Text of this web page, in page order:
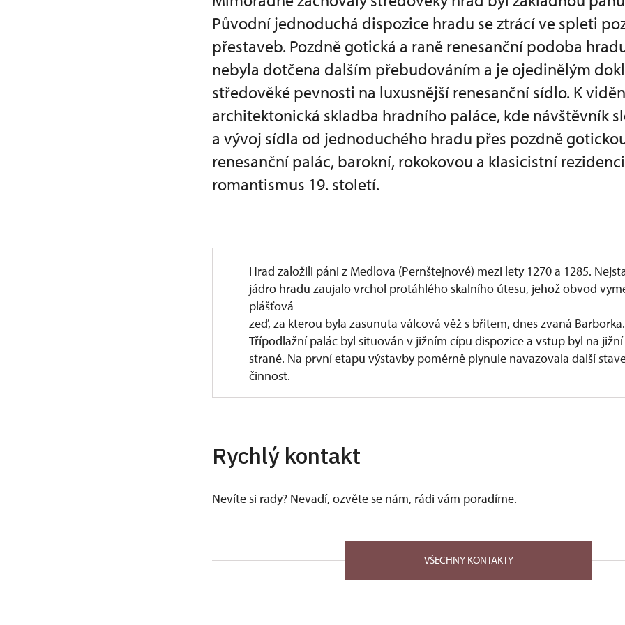
Původní jednoduchá dispozice hradu se ztrácí ve spleti
přestaveb. Pozdně gotická a raně renesanční podoba
nebyla dotčena dalším přebudováním a je ojedinělým
středověké pevnosti na luxusnější renesanční sídlo. K
architektonická skladba hradního paláce, kde návštěvník
a vývoj sídla od jednoduchého hradu přes pozdně
renesanční palác, barokní, rokokovou a klasicistní
romantismus 19. století.
Hrad založili páni z Medlova (Pernštejnové) mezi lety 1270 a 1285.
jádro hradu zaujalo vrchol protáhlého skalního útesu, jehož obvod
plášťová
zeď, za kterou byla zasunuta válcová věž s břitem, dnes zvaná Barborka.
Třípodlažní palác byl situován v jižním cípu dispozice a vstup byl na jižní
straně. Na první etapu výstavby poměrně plynule navazovala další
činnost.
Viléma (I.) z Pernštejna začala výstavba „pláště“, tedy budov
vnitřního hradu, byla zesílena hranolovou „věží čtyř ročních období” s
a zbrojnicí a severovýchodní cíp dispozice zajistila „hodinová věž“ s
Vstup na toto předhradí zajistila třetí brána a mohutný barbakán. Na
v předpolí hradu pak vzniklo vnější (první) předhradí.
Za husitských válek a v době vlády Jiřího z Poděbrad byl Pernštejn
Rychlý kontakt
Nevíte si rady? Nevadí, ozvěte se nám, rádi vám poradíme.
VŠECHNY KONTAKTY